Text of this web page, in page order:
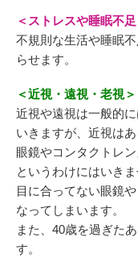
＜ストレスや睡眠不足
不規則な生活や睡眠
らせます。
＜近視・遠視・老視＞
近視や遠視は一般的
いきますが、近視は
眼鏡やコンタクトレ
というわけにはいきま
目に合ってない眼鏡
なってしまいます。
また、40歳を過ぎた
す。